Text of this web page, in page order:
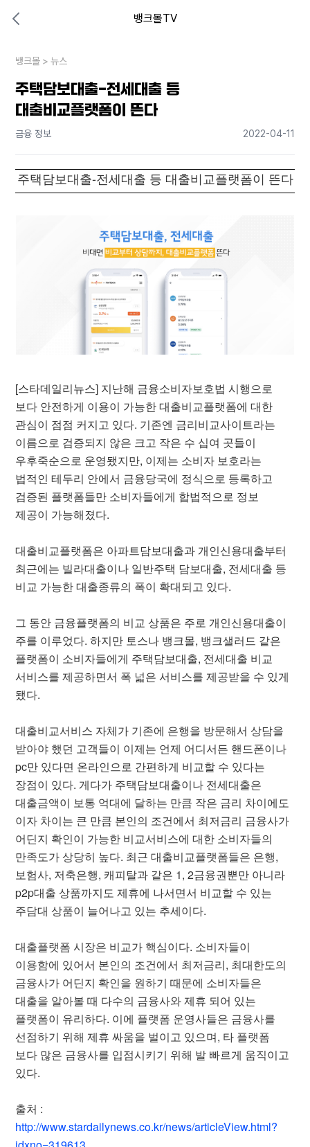
뱅크몰TV
내 상황엔 어떤 방법이 있을까?
뱅크몰 >뉴스
주택담보대출-전세대출 등
대출비교플랫폼이 뜬다
금융 정보 2022-04-11
주택담보대출-전세대출 등 대출비교플랫폼이 뜬다
[스타데일리뉴스] 지난해 금융소비자보호법 시행으로
보다 안전하게 이용이 가능한 대출비교플랫폼에 대한
관심이 점점 커지고 있다. 기존엔 금리비교사이트라는
이름으로 검증되지 않은 크고 작은 수 십여 곳들이
우후죽순으로 운영됐지만, 이제는 소비자 보호라는
법적인 테두리 안에서 금융당국에 정식으로 등록하고
검증된 플랫폼들만 소비자들에게 합법적으로 정보
제공이 가능해졌다.
대출비교플랫폼은 아파트담보대출과 개인신용대출부터
최근에는 빌라대출이나 일반주택 담보대출, 전세대출 등
비교 가능한 대출종류의 폭이 확대되고 있다.
그 동안 금융플랫폼의 비교 상품은 주로 개인신용대출이
주를 이루었다. 하지만 토스나 뱅크몰, 뱅크샐러드 같은
플랫폼이 소비자들에게 주택담보대출, 전세대출 비교
서비스를 제공하면서 폭 넓은 서비스를 제공받을 수 있게
됐다.
대출비교서비스 자체가 기존에 은행을 방문해서 상담을
받아야 했던 고객들이 이제는 언제 어디서든 핸드폰이나
pc만 있다면 온라인으로 간편하게 비교할 수 있다는
장점이 있다. 게다가 주택담보대출이나 전세대출은
대출금액이 보통 억대에 달하는 만큼 작은 금리 차이에도
이자 차이는 큰 만큼 본인의 조건에서 최저금리 금융사가
어딘지 확인이 가능한 비교서비스에 대한 소비자들의
만족도가 상당히 높다. 최근 대출비교플랫폼들은 은행,
보험사, 저축은행, 캐피탈과 같은 1, 2금융권뿐만 아니라
p2p대출 상품까지도 제휴에 나서면서 비교할 수 있는
주담대 상품이 늘어나고 있는 추세이다.
대출플랫폼 시장은 비교가 핵심이다. 소비자들이
이용함에 있어서 본인의 조건에서 최저금리, 최대한도의
금융사가 어딘지 확인을 원하기 때문에 소비자들은
대출을 알아볼 때 다수의 금융사와 제휴 되어 있는
플랫폼이 유리하다. 이에 플랫폼 운영사들은 금융사를
선점하기 위해 제휴 싸움을 벌이고 있으며, 타 플랫폼
보다 많은 금융사를 입점시키기 위해 발 빠르게 움직이고
있다.
출처 :
http://www.stardailynews.co.kr/news/articleView.html?